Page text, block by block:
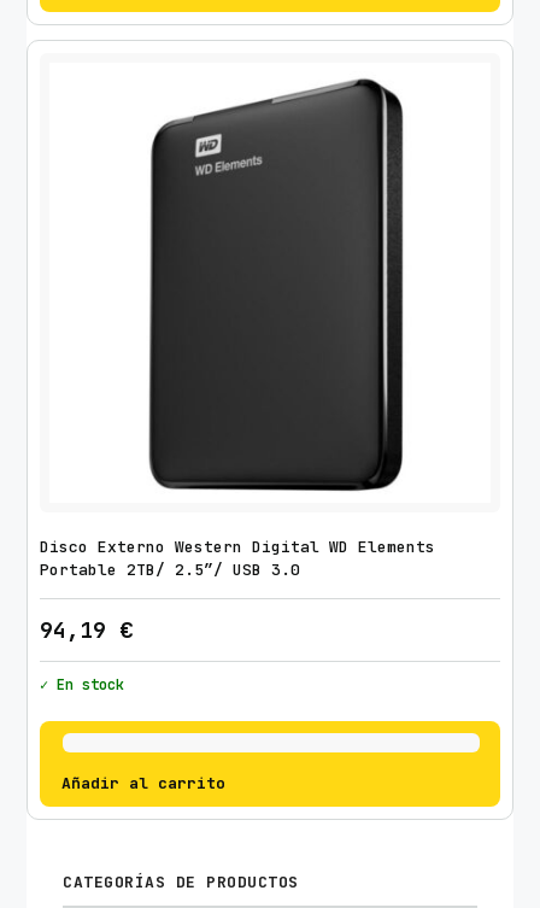
Disco Externo Western Digital WD Elements
Portable 2TB/ 2.5″/ USB 3.0
94,19 €
✓ En stock
Añadir al carrito
CATEGORÍAS DE PRODUCTOS